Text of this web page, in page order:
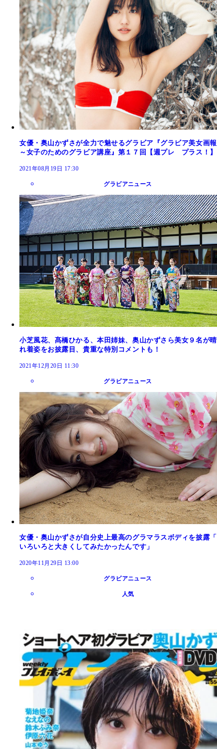
女優・奥山かずさが全力で魅せるグラビア『グラビア美女画報
～女子のためのグラビア講座』第１７回【週プレ プラス！】
2021年08月19日 17:30
グラビアニュース
小芝風花、髙橋ひかる、本田姉妹、奥山かずさら美女９名が晴
れ着姿をお披露目、貴重な特別コメントも！
2021年12月20日 11:30
グラビアニュース
女優・奥山かずさが自分史上最高のグラマラスボディを披露「
いろいろと大きくしてみたかったんです」
2020年11月29日 13:00
グラビアニュース
人気